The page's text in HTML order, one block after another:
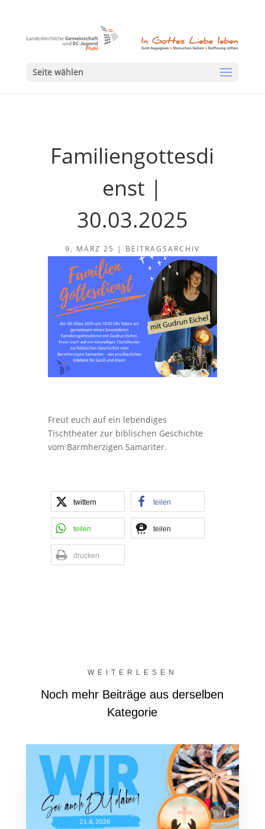
Seite wählen
Familiengottesdi
enst |
30.03.2025
9. MÄRZ 25 | BEITRAGSARCHIV
Freut euch auf ein lebendiges
Tischtheater zur biblischen Geschichte
vom Barmherzigen Samariter.
twittern teilen
teilen teilen
drucken
WEITERLESEN
Noch mehr Beiträge aus derselben
Kategorie